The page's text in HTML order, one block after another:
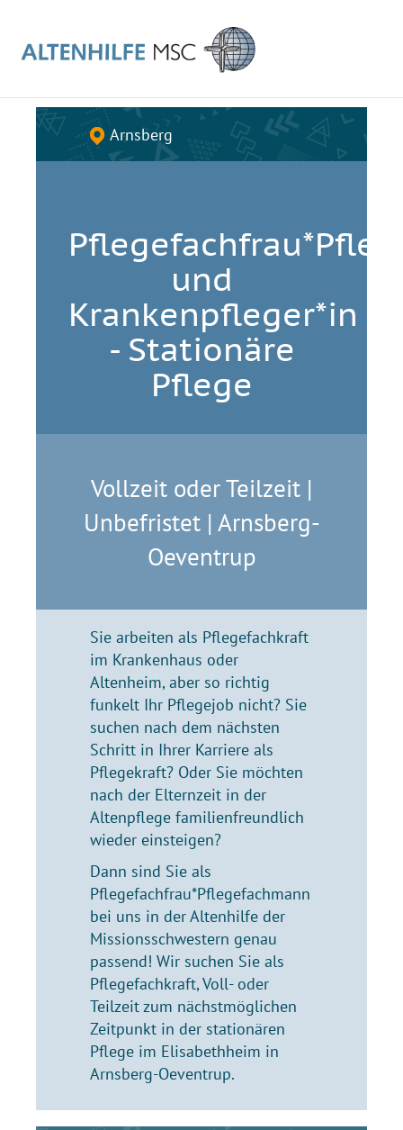
Arnsberg
und
Krankenpfleger*in
- Stationäre
Pflege
Vollzeit oder Teilzeit |
Unbefristet | Arnsberg-
Oeventrup
Sie arbeiten als Pflegefachkraft
im Krankenhaus oder
Altenheim, aber so richtig
funkelt Ihr Pflegejob nicht? Sie
suchen nach dem nächsten
Schritt in Ihrer Karriere als
Pflegekraft? Oder Sie möchten
nach der Elternzeit in der
Altenpflege familienfreundlich
wieder einsteigen?
Dann sind Sie als
Pflegefachfrau*Pflegefachmann
bei uns in der Altenhilfe der
Missionsschwestern genau
passend! Wir suchen Sie als
Pflegefachkraft, Voll- oder
Teilzeit zum nächstmöglichen
Zeitpunkt in der stationären
Pflege im Elisabethheim in
Arnsberg-Oeventrup.